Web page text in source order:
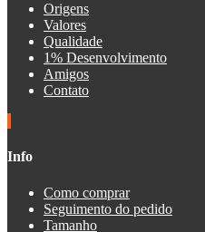
Origens
Valores
Qualidade
1% Desenvolvimento
Amigos
Contato
Info
Como comprar
Seguimento do pedido
Tamanho